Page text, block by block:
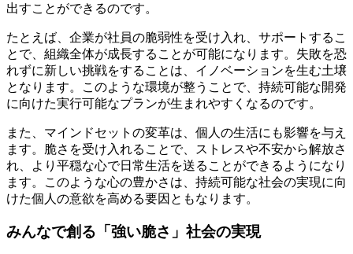
出すことができるのです。
たとえば、企業が社員の脆弱性を受け入れ、サポートするこ
とで、組織全体が成長することが可能になります。失敗を恐
れずに新しい挑戦をすることは、イノベーションを生む土壌
となります。このような環境が整うことで、持続可能な開発
に向けた実行可能なプランが生まれやすくなるのです。
また、マインドセットの変革は、個人の生活にも影響を与え
ます。脆さを受け入れることで、ストレスや不安から解放さ
れ、より平穏な心で日常生活を送ることができるようになり
ます。このような心の豊かさは、持続可能な社会の実現に向
けた個人の意欲を高める要因ともなります。
みんなで創る「強い脆さ」社会の実現